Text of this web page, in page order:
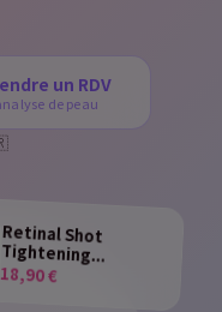
un RDV
de peau
Retinal Shot
Tightening...
18,90 €